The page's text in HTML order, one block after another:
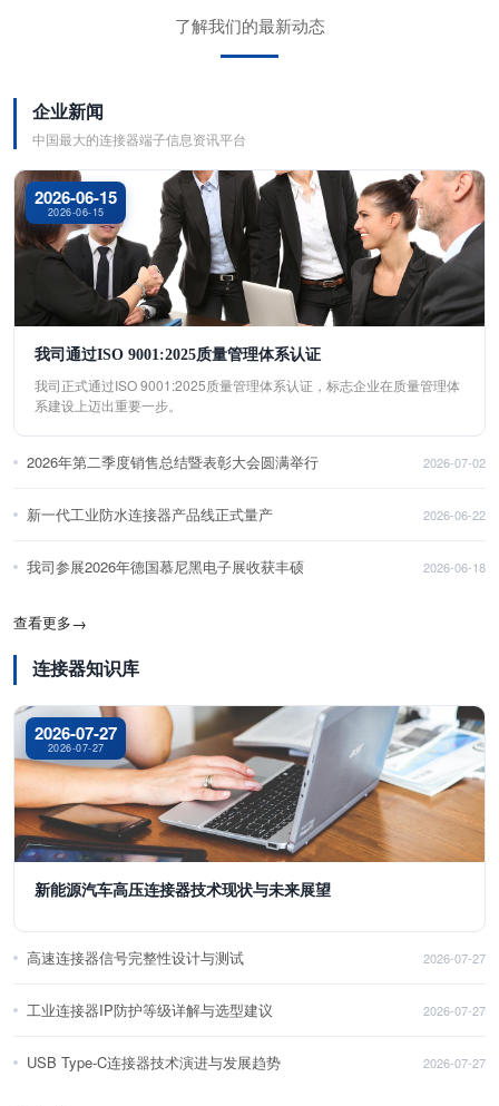
了解我们的最新动态
企业新闻
中国最大的连接器端子信息资讯平台
2026-06-15
2026-06-15
我司通过ISO 9001:2025质量管理体系认证
我司正式通过ISO 9001:2025质量管理体系认证，标志企业在质量管理体
系建设上迈出重要一步。
2026年第二季度销售总结暨表彰大会圆满举行 2026-07-02
新一代工业防水连接器产品线正式量产 2026-06-22
我司参展2026年德国慕尼黑电子展收获丰硕 2026-06-18
查看更多→
连接器知识库
2026-07-27
2026-07-27
新能源汽车高压连接器技术现状与未来展望
高速连接器信号完整性设计与测试 2026-07-27
工业连接器IP防护等级详解与选型建议 2026-07-27
USB Type-C连接器技术演进与发展趋势 2026-07-27